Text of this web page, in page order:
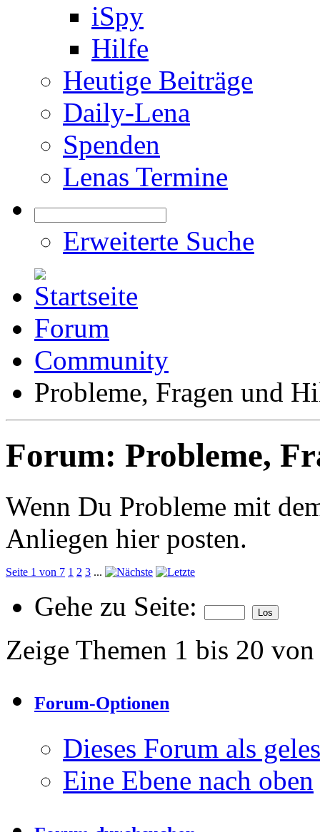
iSpy
Hilfe
Heutige Beiträge
Daily-Lena
Spenden
Lenas Termine
Erweiterte Suche
Forum
Community
Probleme, Fragen und
Forum: Probleme,
Wenn Du Probleme mit
Anliegen hier posten.
Seite 1 von 7 1 2 3 ...
Gehe zu Seite:
Zeige Themen 1 bis 20
Forum-Optionen
Dieses Forum als
Eine Ebene nach oben